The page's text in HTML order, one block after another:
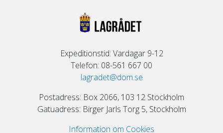
Expeditionstid: Vardagar 9-12
Telefon: 08-561 667 00
lagradet@dom.se
Postadress: Box 2066, 103 12 Stockholm
Gatuadress: Birger Jarls Torg 5, Stockholm
Information om Cookies